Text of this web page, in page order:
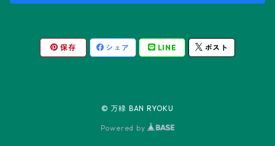
friedrichii LB 2178
キリンドロオプンチア属
ユーフォルビア属
保存 シェア LINE ポスト
© 万緑 BAN RYOKU
Powered by